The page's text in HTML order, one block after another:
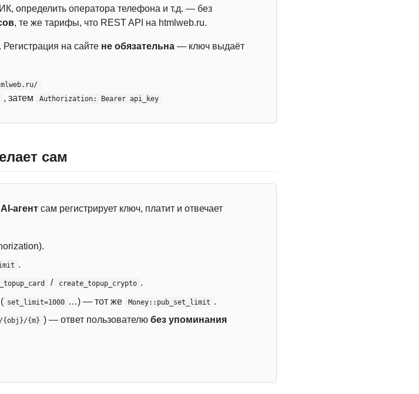
определить оператора телефона и т.д. — без
, те же тарифы, что REST API на htmlweb.ru.
на сайте не обязательна — ключ выдаёт
, затем Authorization: Bearer api_key
сам
AI-агент сам регистрирует ключ, платит и отвечает
.
/ create_topup_crypto .
( set_limit=1000 …) — тот же Money::pub_set_limit .
{obj}/{m} ) — ответ пользователю без упоминания